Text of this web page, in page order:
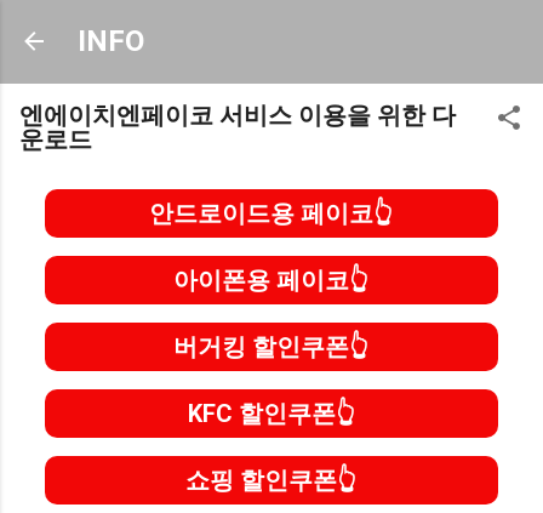
INFO
엔에이치엔페이코 서비스 이용을 위한 다
운로드
안드로이드용 페이코
아이폰용 페이코
버거킹 할인쿠폰
KFC 할인쿠폰
쇼핑 할인쿠폰